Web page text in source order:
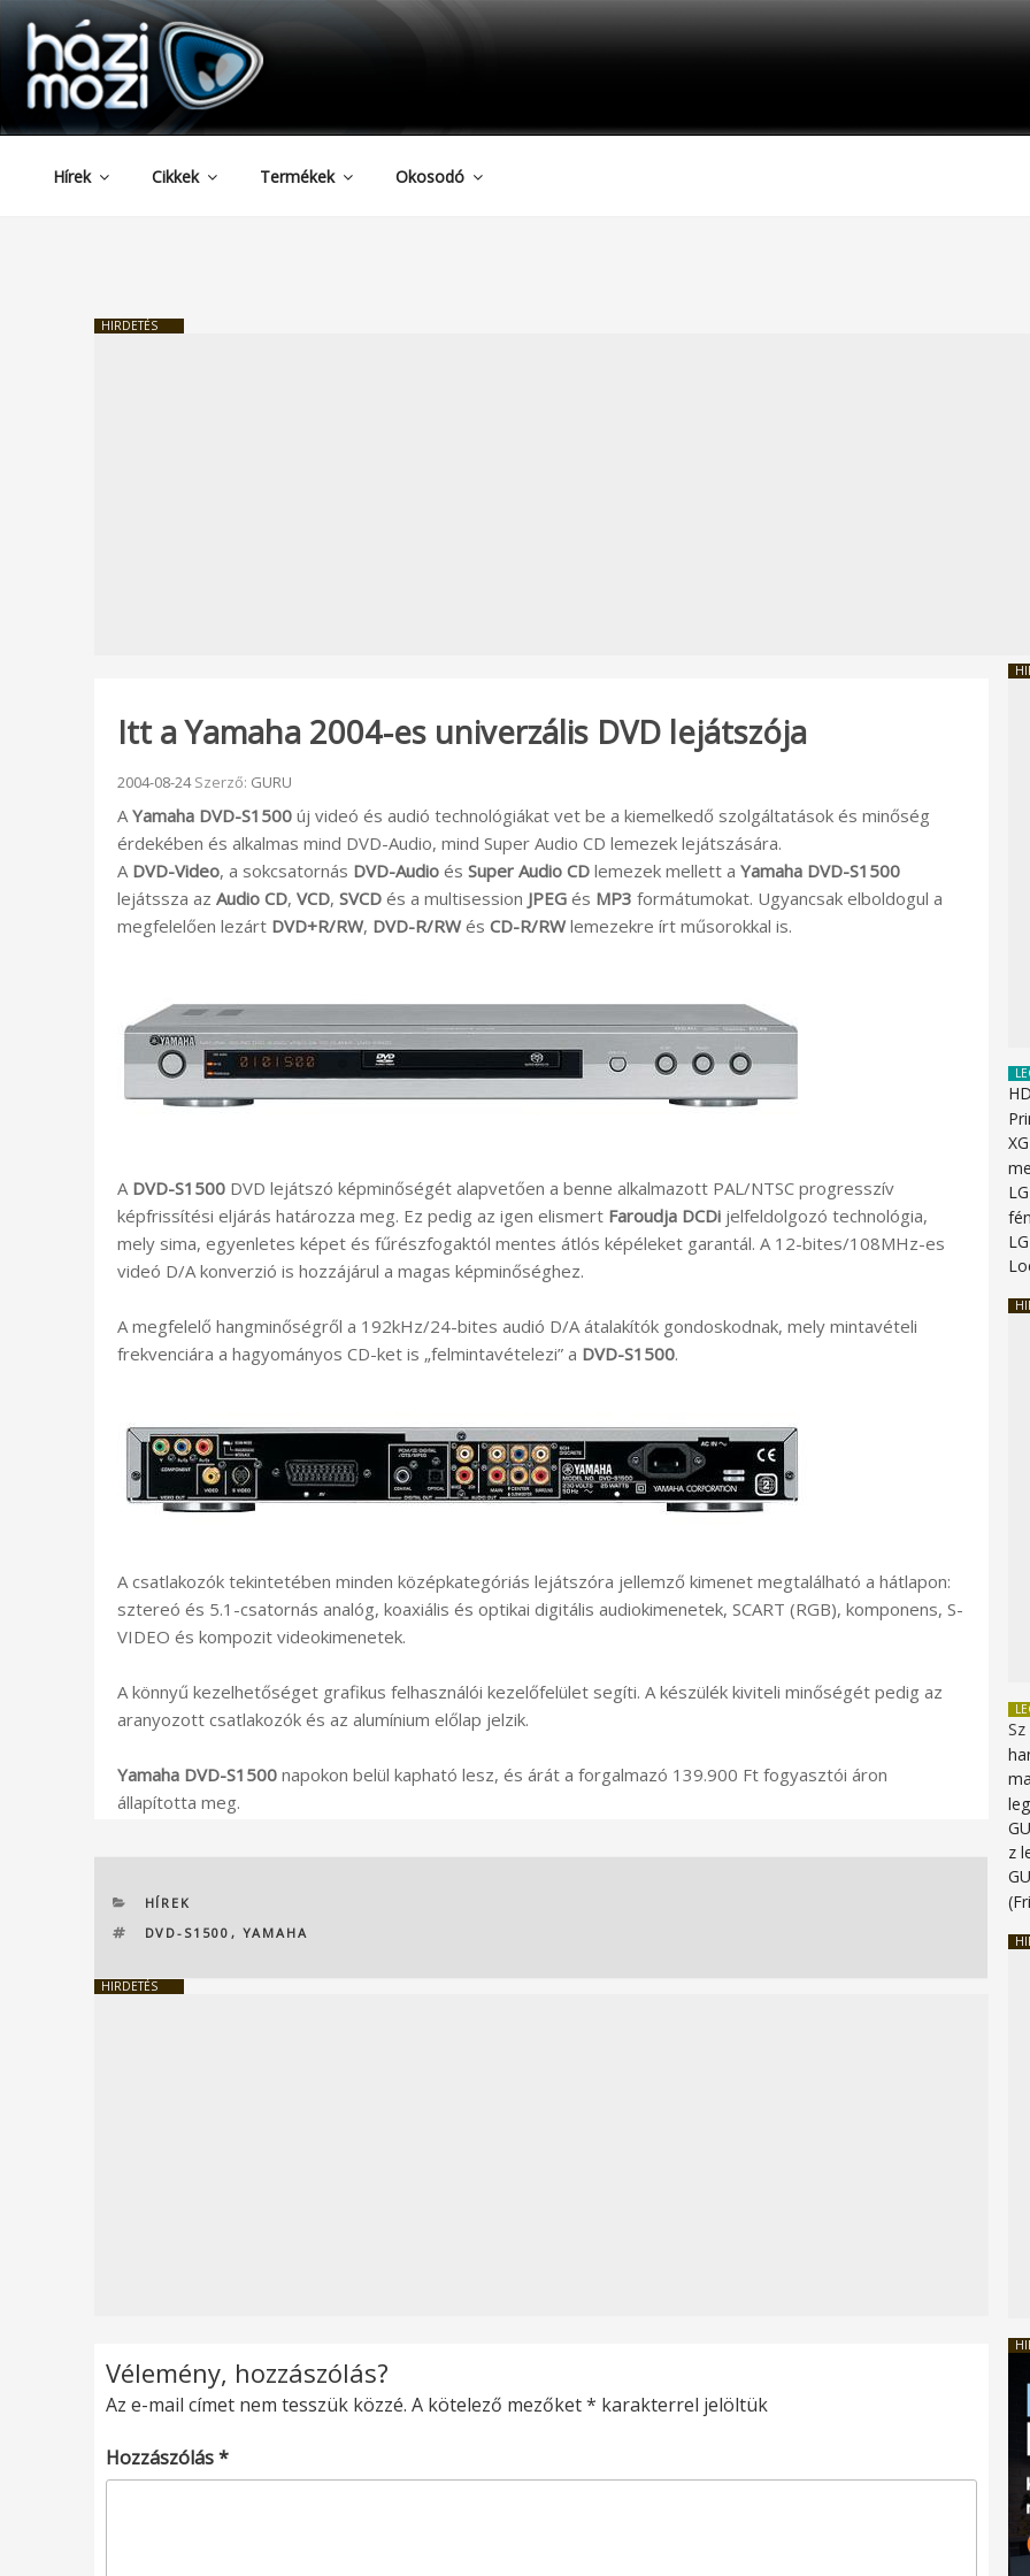
Tartalomhoz
HAZIMOZI
Hírek Cikkek Termékek Okosodó
HIRDETÉS
Itt a Yamaha 2004-es univerzális DVD lejátszója
Beküldve:
2004-08-24Szerző: GURU
A Yamaha DVD-S1500 új videó és audió technológiákat vet be a kiemelkedő szolgáltatások és minőség
érdekében és alkalmas mind DVD-Audio, mind Super Audio CD lemezek lejátszására.
A DVD-Video, a sokcsatornás DVD-Audio és Super Audio CD lemezek mellett a Yamaha DVD-S1500
lejátssza az Audio CD, VCD, SVCD és a multisession JPEG és MP3 formátumokat. Ugyancsak elboldogul a
megfelelően lezárt DVD+R/RW, DVD-R/RWés CD-R/RWlemezekre írt műsorokkal is.
A DVD-S1500 DVD lejátszó képminőségét alapvetően a benne alkalmazott PAL/NTSC progresszív
képfrissítési eljárás határozza meg. Ez pedig az igen elismert Faroudja DCDi jelfeldolgozó technológia,
mely sima, egyenletes képet és fűrészfogaktól mentes átlós képéleket garantál. A 12-bites/108MHz-es
videó D/A konverzió is hozzájárul a magas képminőséghez.
A megfelelő hangminőségről a 192kHz/24-bites audió D/A átalakítók gondoskodnak, mely mintavételi
frekvenciára a hagyományos CD-ket is „felmintavételezi” a DVD-S1500.
A csatlakozók tekintetében minden középkategóriás lejátszóra jellemző kimenet megtalálható a hátlapon:
sztereó és 5.1-csatornás analóg, koaxiális és optikai digitális audiokimenetek, SCART (RGB), komponens, S-
VIDEO és kompozit videokimenetek.
A könnyű kezelhetőséget grafikus felhasználói kezelőfelület segíti. A készülék kiviteli minőségét pedig az
aranyozott csatlakozók és az alumínium előlap jelzik.
Yamaha DVD-S1500 napokon belül kapható lesz, és árát a forgalmazó 139.900 Ft fogyasztói áron
állapította meg.
KATEGÓRIÁK
HÍREK
CÍMKÉK
DVD-S1500 , YAMAHA
HIRDETÉS
Vélemény, hozzászólás?
Az e-mail címet nem tesszük közzé. A kötelező mezőket* karakterrel jelöltük
Hozzászólás*
z